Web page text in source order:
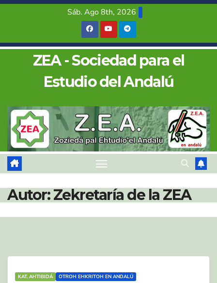
Saltar
Sáb. Ago 8th, 2026
ZEA - Sociedad para el
Estudio del Andalú
Autor:Zekretaría de la ZEA
KAT. AHTIBIDÁ OTROH EHKRITOH EN ANDALÚ